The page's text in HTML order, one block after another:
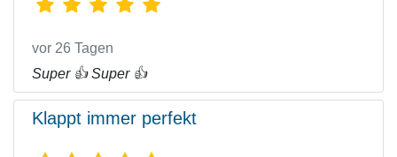
vor 26 Tagen
Super 👍 Super 👍
Klappt immer perfekt